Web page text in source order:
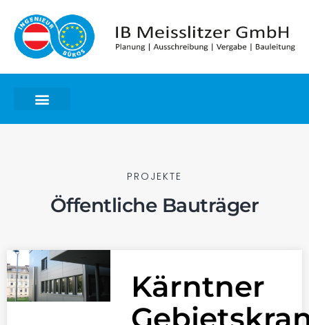
PROJEKTE
Öffentliche Bauträger
Kärntner